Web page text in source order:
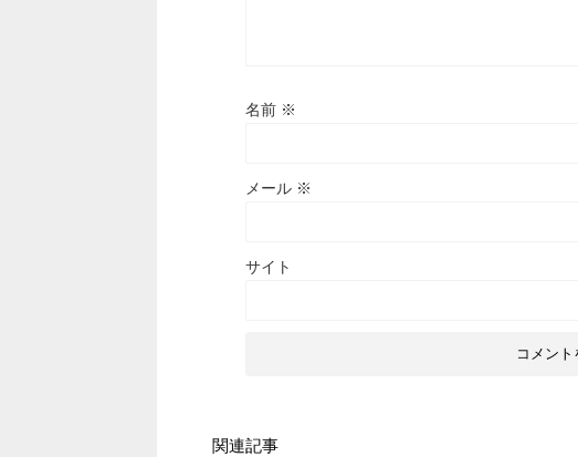
名前 ※
メール ※
サイト
関連記事